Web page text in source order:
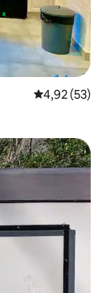
Xếp hạng
4,92 (53)